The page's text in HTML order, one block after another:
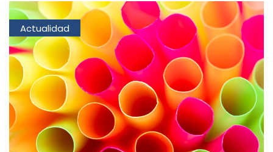
Actualidad